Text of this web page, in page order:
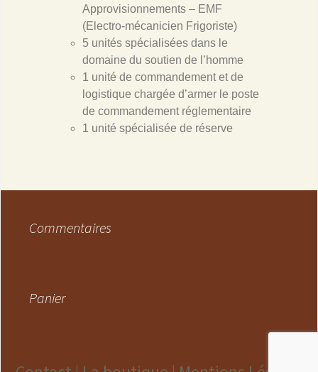
Approvisionnements – EMF
(Electro-mécanicien Frigoriste)
5 unités spécialisées dans le
domaine du soutien de l’homme
1 unité de commandement et de
logistique chargée d’armer le poste
de commandement réglementaire
1 unité spécialisée de réserve
Commentaires
Panier